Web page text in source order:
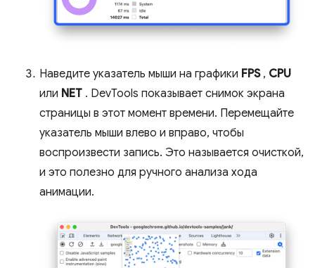
Наведите указатель мыши на графики FPS, CPU
или NET . DevTools показывает снимок экрана
страницы в этот момент времени. Перемещайте
указатель мыши влево и вправо, чтобы
воспроизвести запись. Это называется очисткой,
и это полезно для ручного анализа хода
анимации.